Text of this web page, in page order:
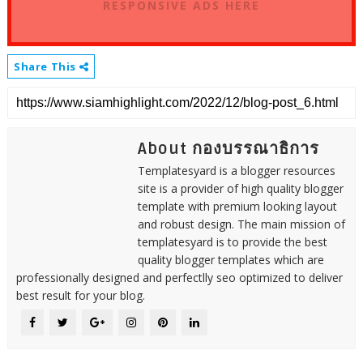
RESPONSIVE ADS HERE
Share This
About กองบรรณาธิการ
Templatesyard is a blogger resources
site is a provider of high quality blogger
template with premium looking layout
and robust design. The main mission of
templatesyard is to provide the best
quality blogger templates which are
professionally designed and perfectlly seo optimized to deliver
best result for your blog.